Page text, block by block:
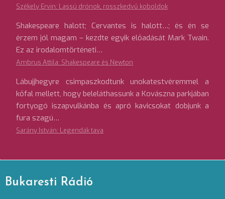
Székely Ervin: Lassú drónok, rosszkedvű koboldok
Shakespeare halott; Cervantes is halott…; és én se
érzem jól magam – kezdte egyik előadását Mark Twain.
Ez az irodalomtörténeti…
Ambrus Attila: Shakespeare és Newton
Lábujjhegyre csimpaszkodtunk unokatestvéremmel a
kőfal mellett, hogy beleláthassunk a Kovászna parkjában
fortyogó iszapvulkánba és apró kavicsokat dobjunk a
fura szagú…
Sarány István: Legendák tava
Bukaresti Rádió